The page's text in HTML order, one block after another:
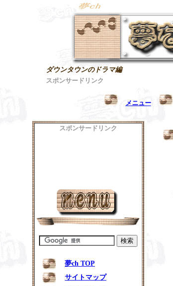
ダウンタウンのドラマ編
スポンサードリンク
メニュー
スポンサードリンク
夢ch TOP
サイトマップ